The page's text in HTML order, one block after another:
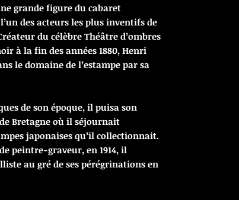
grande figure du cabaret
des acteurs les plus inventifs de
du célèbre Théâtre d’ombres
à la fin des années 1880, Henri
le domaine de l’estampe par sa
de son époque, il puisa son
Bretagne où il séjournait
japonaises qu’il collectionnait.
peintre-graveur, en 1914, il
au gré de ses pérégrinations en